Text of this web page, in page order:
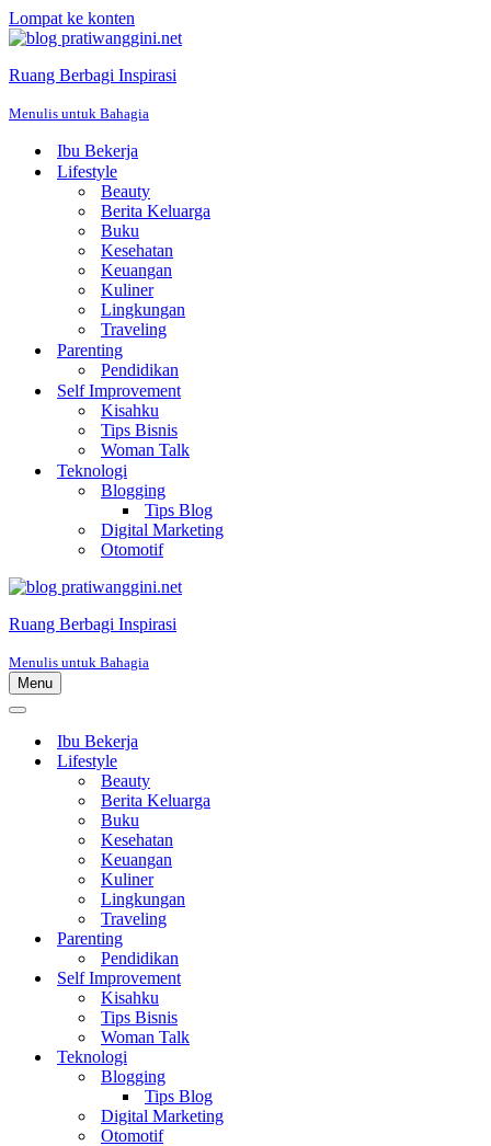
Lompat ke konten
Ruang Berbagi Inspirasi
Menulis untuk Bahagia
Ibu Bekerja
Lifestyle
Beauty
Berita Keluarga
Buku
Kesehatan
Keuangan
Kuliner
Lingkungan
Traveling
Parenting
Pendidikan
Self Improvement
Kisahku
Tips Bisnis
Woman Talk
Teknologi
Blogging
Tips Blog
Digital Marketing
Otomotif
Ruang Berbagi Inspirasi
Menulis untuk Bahagia
Menu
Menu
Menu
NavigasiIbu Bekerja
Lifestyle
Beauty
Berita Keluarga
Buku
Kesehatan
Keuangan
Kuliner
Lingkungan
Traveling
Parenting
Pendidikan
Self Improvement
Kisahku
Tips Bisnis
Woman Talk
Teknologi
Blogging
Tips Blog
Digital Marketing
Otomotif